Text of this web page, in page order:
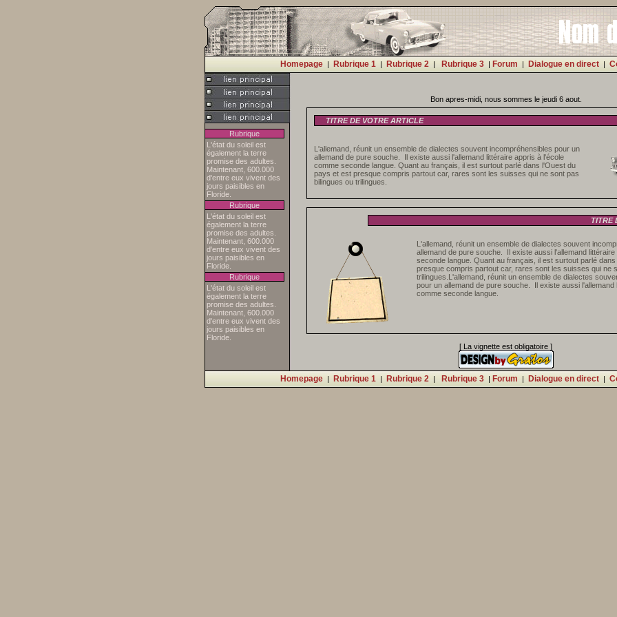
Homepage | Rubrique 1 | Rubrique 2 | Rubrique 3 | Forum | Dialogue en direct |
Rubrique
L'état du soleil est
également la terre
promise des adultes.
Maintenant, 600.000
d'entre eux vivent des
jours paisibles en
Floride.
Rubrique
L'état du soleil est
également la terre
promise des adultes.
Maintenant, 600.000
d'entre eux vivent des
jours paisibles en
Floride.
Rubrique
L'état du soleil est
également la terre
promise des adultes.
Maintenant, 600.000
d'entre eux vivent des
jours paisibles en
Floride.
Bon apres-midi, nous sommes le jeudi 6 aout.
TITRE DE VOTRE ARTICLE
L'allemand, réunit un ensemble de dialectes souvent incompréhensibles pour un
allemand de pure souche. Il existe aussi l'allemand littéraire appris à l'école
comme seconde langue. Quant au français, il est surtout parlé dans l'Ouest du
pays et est presque compris partout car, rares sont les suisses qui ne sont pas
bilingues ou trilingues.
TITRE
L'allemand, réunit un ensemble de dialectes souvent
allemand de pure souche. Il existe aussi l'allemand
seconde langue. Quant au français, il est surtout parlé
presque compris partout car, rares sont les suisses qui ne
trilingues.L'allemand, réunit un ensemble de dialectes
pour un allemand de pure souche. Il existe aussi l'allemand
comme seconde langue.
[ La vignette est obligatoire ]
Homepage | Rubrique 1 | Rubrique 2 | Rubrique 3 | Forum | Dialogue en direct |